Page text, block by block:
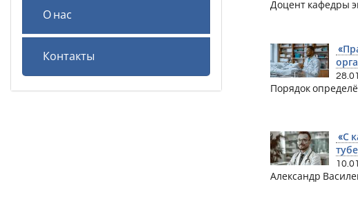
О нас
Контакты
Доцент кафедры
Порядок
«С
Александр